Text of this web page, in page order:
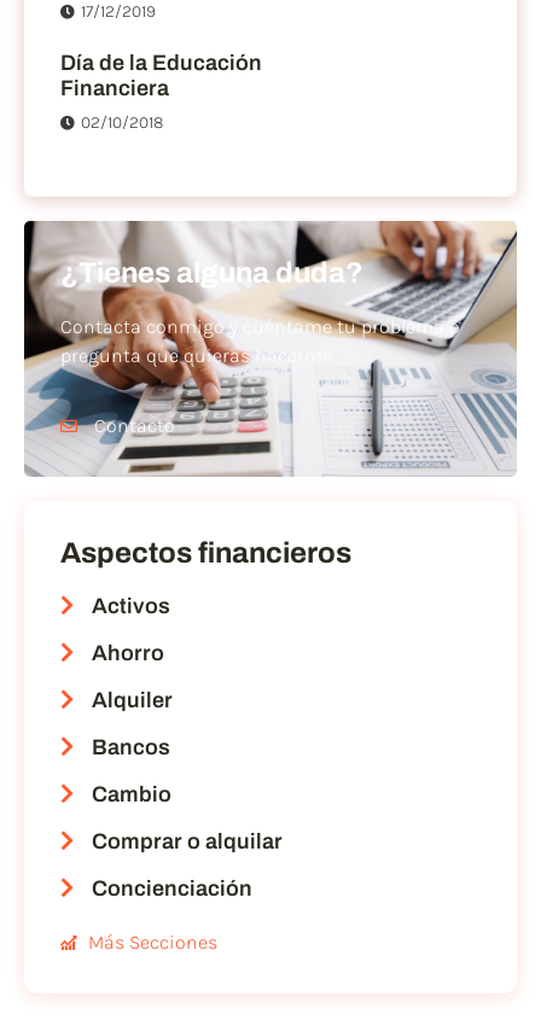
17/12/2019
Día de la Educación
Financiera
02/10/2018
¿Tienes alguna duda?
Contacta conmigo y cuéntame tu problema o
pregunta que quieras hacerme
Contacto
Aspectos financieros
Activos
Ahorro
Alquiler
Bancos
Cambio
Comprar o alquilar
Concienciación
Más Secciones